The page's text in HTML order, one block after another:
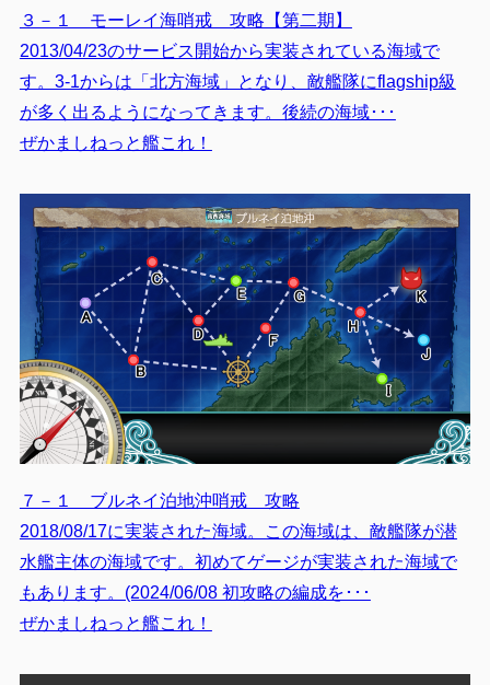
３－１ モーレイ海哨戒 攻略【第二期】
2013/04/23のサービス開始から実装されている海域で
す。3-1からは「北方海域」となり、敵艦隊にflagship級
が多く出るようになってきます。後続の海域･･･
ぜかましねっと艦これ！
７－１ ブルネイ泊地沖哨戒 攻略
2018/08/17に実装された海域。この海域は、敵艦隊が潜
水艦主体の海域です。初めてゲージが実装された海域で
もあります。(2024/06/08 初攻略の編成を･･･
ぜかましねっと艦これ！